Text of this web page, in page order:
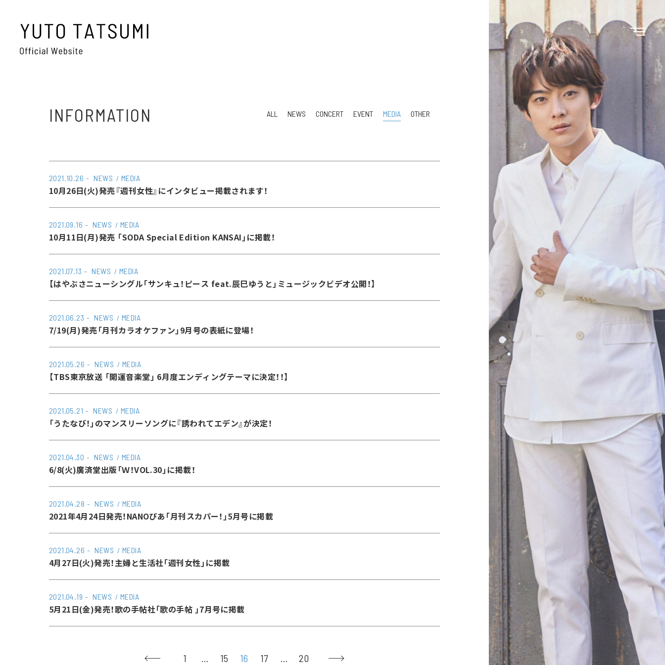
INFORMATION ALL NEWS CONCERT EVENT MEDIA OTHER
2021.10.26 NEWS MEDIA
10月26日(火)発売『週刊女性』にインタビュー掲載されます！
2021.09.16 NEWS MEDIA
10月11日(月)発売 「SODA Special Edition KANSAI」に掲載！
2021.07.13 NEWS MEDIA
【はやぶさニューシングル「サンキュ！ピース feat.辰巳ゆうと」ミュージックビデオ公開！】
2021.06.23 NEWS MEDIA
7/19(月)発売「月刊カラオケファン」9月号の表紙に登場！
2021.05.26 NEWS MEDIA
【TBS東京放送 「開運音楽堂」 6月度エンディングテーマに決定！！】
2021.05.21 NEWS MEDIA
「うたなび！」のマンスリーソングに『誘われてエデン』が決定！
2021.04.30 NEWS MEDIA
6/8(火)廣済堂出版「Ｗ！VOL.30」に掲載！
2021.04.28 NEWS MEDIA
2021年4月24日発売！NANOぴあ「月刊スカパー！」5月号に掲載
2021.04.26 NEWS MEDIA
4月27日(火)発売！主婦と生活社「週刊女性」に掲載
2021.04.19 NEWS MEDIA
5月21日(金)発売！歌の手帖社「歌の手帖 」7月号に掲載
1 … 15 16 17 … 20